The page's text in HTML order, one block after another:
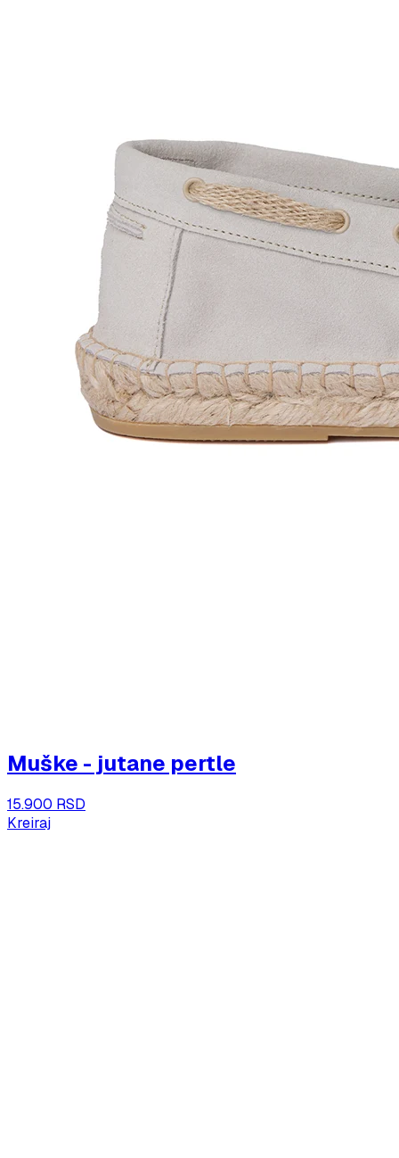
Muške - jutane pertle
15.900 RSD
Kreiraj